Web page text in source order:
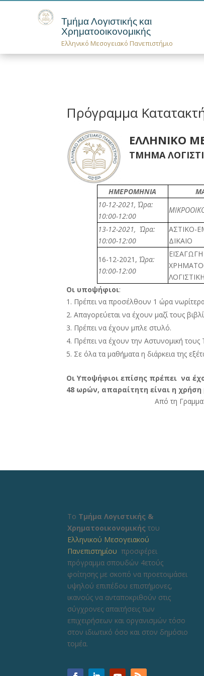
Τμήμα Λογιστικής και
Χρηματοοικονομικής
Ελληνικό Μεσογειακό Πανεπιστήμιο
Πρόγραμμα
ΕΛΛΗΝΙΚΟ
ΤΜΗΜΑ
ΗΜΕΡΟΜΗΝΙΑ
10-12-2021, Ώρα:
10:00-12:00
13-12-2021, Ώρα:
10:00-12:00
ΑΣΤΙΚΟ-
ΔΙΚΑΙΟ
16-12-2021, Ώρα:
10:00-12:00
ΛΟΓΙΣΤΙΚΗ
Οι υποψήφιοι:
Πρέπει να προσέλθουν 1 ώρα
Απαγορεύεται να έχουν μαζί τους
Πρέπει να έχουν μπλε στυλό.
Πρέπει να έχουν την Αστυνομική
Σε όλα τα μαθήματα η διάρκεια της
Οι Υποψήφιοι επίσης πρέπει να
48 ωρών, απαραίτητη είναι η χρήση
Από τη
Το Τμήμα Λογιστικής &
Χρηματοοικονομικήςτου
Ελληνικού Μεσογειακού
Πανεπιστημίου προσφέρει
πρόγραμμα σπουδών 4ετούς
φοίτησης με σκοπό να προετοιμάσει
υψηλού επιπέδου επιστήμονες,
ικανούς να ανταποκριθούν στις
σύγχρονες απαιτήσεις των
επιχειρήσεων και οργανισμών τόσο
στον ιδιωτικό όσο και στον δημόσιο
τομέα.